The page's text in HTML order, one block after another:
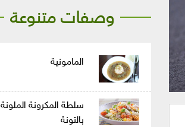
وصفات متنوعة
المامونية
سلطة المكرونة الملونة
بالتونة